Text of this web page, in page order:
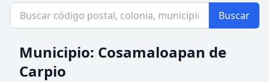
Buscar
Municipio: Cosamaloapan de
Carpio